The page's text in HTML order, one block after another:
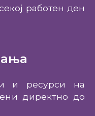
работен ден
и ресурси на
директно до